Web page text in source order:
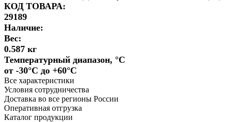
КОД ТОВАРА:
29189
Наличие:
Вес:
0.587 кг
Температурный диапазон, °C
от -30°C до +60°C
Все характеристики
Условия сотрудничества
Доставка во все регионы России
Оперативная отгрузка
Каталог продукции